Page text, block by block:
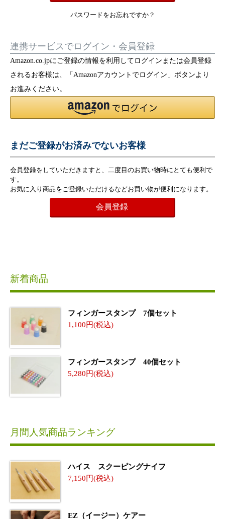
パスワードをお忘れですか？
連携サービスでログイン・会員登録
Amazon.co.jpにご登録の情報を利用してログインまたは会員登録
されるお客様は、「Amazonアカウントでログイン」ボタンより
お進みください。
まだご登録がお済みでないお客様
会員登録をしていただきますと、二度目のお買い物時にとても便利で
す。
お気に入り商品をご登録いただけるなどお買い物が便利になります。
会員登録
新着商品
フィンガースタンプ 7個セット
1,100
フィンガースタンプ 40個セット
5,280
月間人気商品ランキング
ハイス スクーピングナイフ
7,150
EZ（イージー）ケアー